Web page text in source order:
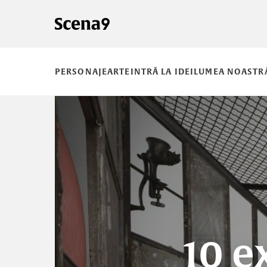
PERSONAJEARTEINTRĂ LA IDEILUMEA
10